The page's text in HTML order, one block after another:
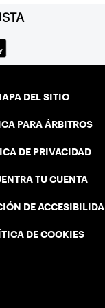
DEL SITIO
PARA ÁRBITROS
DE PRIVACIDAD
TU CUENTA
DE
DE COOKIES